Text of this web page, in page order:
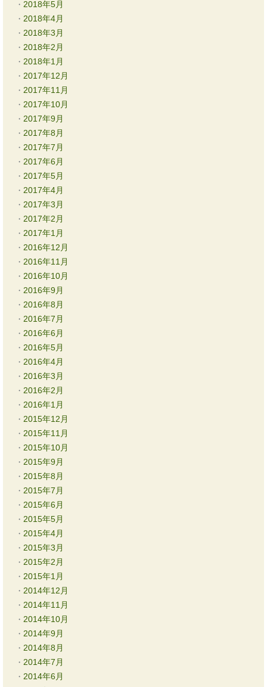
2018年5月
2018年4月
2018年3月
2018年2月
2018年1月
2017年12月
2017年11月
2017年10月
2017年9月
2017年8月
2017年7月
2017年6月
2017年5月
2017年4月
2017年3月
2017年2月
2017年1月
2016年12月
2016年11月
2016年10月
2016年9月
2016年8月
2016年7月
2016年6月
2016年5月
2016年4月
2016年3月
2016年2月
2016年1月
2015年12月
2015年11月
2015年10月
2015年9月
2015年8月
2015年7月
2015年6月
2015年5月
2015年4月
2015年3月
2015年2月
2015年1月
2014年12月
2014年11月
2014年10月
2014年9月
2014年8月
2014年7月
2014年6月